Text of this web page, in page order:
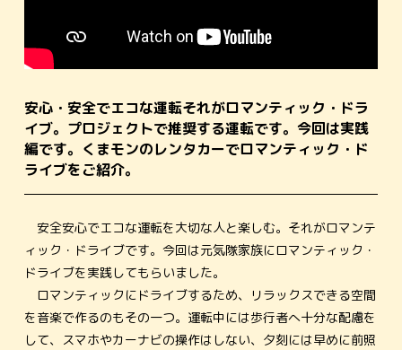
安心・安全でエコな運転それがロマンティック・ドラ
イブ。プロジェクトで推奨する運転です。今回は実践
編です。くまモンのレンタカーでロマンティック・ド
ライブをご紹介。
安全安心でエコな運転を大切な人と楽しむ。それがロマンテ
ィック・ドライブです。今回は元気隊家族にロマンティック・
ドライブを実践してもらいました。
ロマンティックにドライブするため、リラックスできる空間
を音楽で作るのもその一つ。運転中には歩行者へ十分な配慮を
して、スマホやカーナビの操作はしない、夕刻には早めに前照